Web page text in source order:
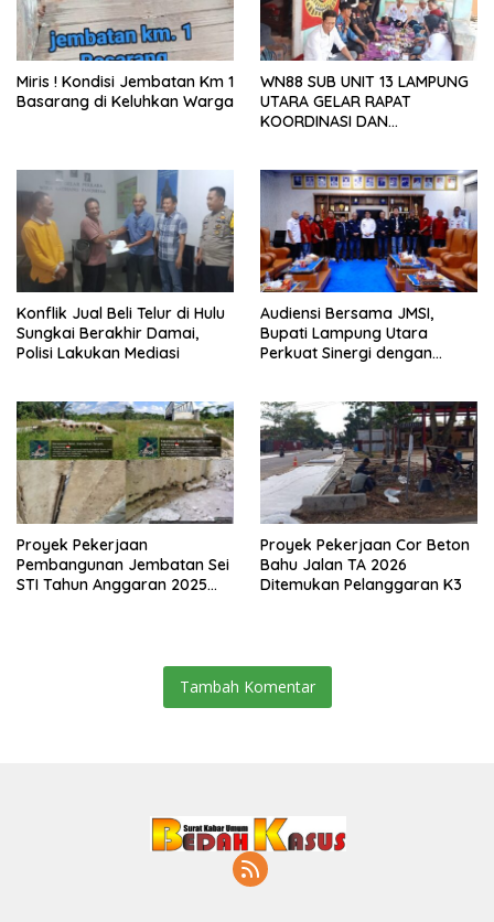
Miris ! Kondisi Jembatan Km 1
Basarang di Keluhkan Warga
WN88 SUB UNIT 13 LAMPUNG
UTARA GELAR RAPAT
KOORDINASI DAN
Konflik Jual Beli Telur di Hulu
Sungkai Berakhir Damai,
Polisi Lakukan Mediasi
Audiensi Bersama JMSI,
Bupati Lampung Utara
Perkuat Sinergi dengan
Proyek Pekerjaan
Pembangunan Jembatan Sei
STI Tahun Anggaran 2025
Proyek Pekerjaan Cor Beton
Bahu Jalan TA 2026
Ditemukan Pelanggaran K3
Tambah Komentar